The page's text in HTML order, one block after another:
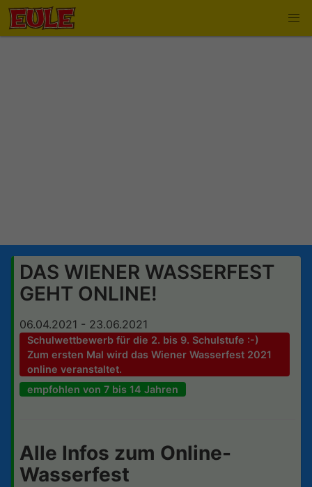
DAS WIENER WASSERFEST
GEHT ONLINE!
06.04.2021 - 23.06.2021
Schulwettbewerb für die 2. bis 9. Schulstufe :-)
Zum ersten Mal wird das Wiener Wasserfest 2021
online veranstaltet.
empfohlen von 7 bis 14 Jahren
Alle Infos zum Online-
Wasserfest